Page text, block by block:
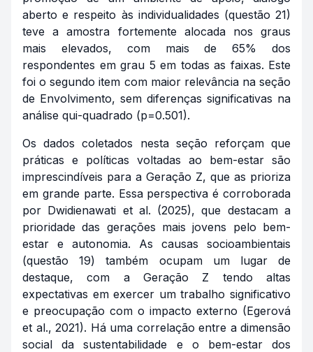
aberto e respeito às individualidades (questão 21)
teve a amostra fortemente alocada nos graus
mais elevados, com mais de 65% dos
respondentes em grau 5 em todas as faixas. Este
foi o segundo item com maior relevância na seção
de Envolvimento, sem diferenças significativas na
análise qui-quadrado (p=0.501).
Os dados coletados nesta seção reforçam que
práticas e políticas voltadas ao bem-estar são
imprescindíveis para a Geração Z, que as prioriza
em grande parte. Essa perspectiva é corroborada
por Dwidienawati et al. (2025), que destacam a
prioridade das gerações mais jovens pelo bem-
estar e autonomia. As causas socioambientais
(questão 19) também ocupam um lugar de
destaque, com a Geração Z tendo altas
expectativas em exercer um trabalho significativo
e preocupação com o impacto externo (Egerová
et al., 2021). Há uma correlação entre a dimensão
social da sustentabilidade e o bem-estar dos